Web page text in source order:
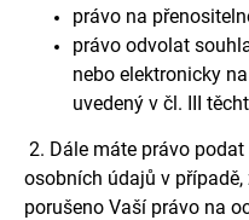
právo na
právo odvolat
nebo elektronicky
uvedený v čl. III
2. Dále máte právo
osobních údajů v
porušeno Vaší právo na